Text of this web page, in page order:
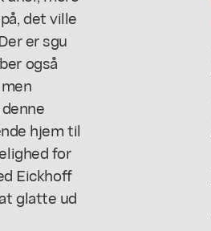
det ville
er sgu
også
hjem til
for
Eickhoff
glatte ud